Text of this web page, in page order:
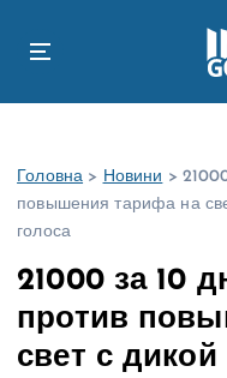
Головна > Новини >
повышения тарифа на
голоса
21000 за 10
против
свет с